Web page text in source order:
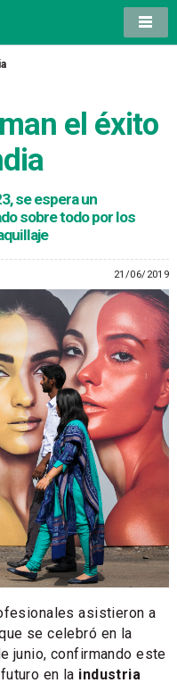
el éxito
se espera un
sobre todo por los
21/06/2019
asistieron a
se celebró en la
junio, confirmando este
en la industria